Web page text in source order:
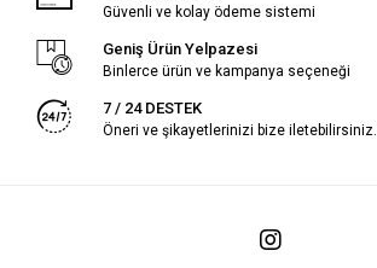
Güvenli ve kolay ödeme sistemi
Geniş Ürün Yelpazesi
Binlerce ürün ve kampanya seçeneği
7 / 24 DESTEK
Öneri ve şikayetlerinizi bize iletebilirsiniz.